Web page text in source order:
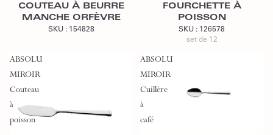
COUTEAU À BEURRE
MANCHE ORFÈVRE
SKU : 154828
FOURCHETTE À
POISSON
SKU : 126578
set de 12
ABSOLU
MIROIR
Couteau
à
poisson
ABSOLU
MIROIR
Cuillère
à
caféAjouter au devis